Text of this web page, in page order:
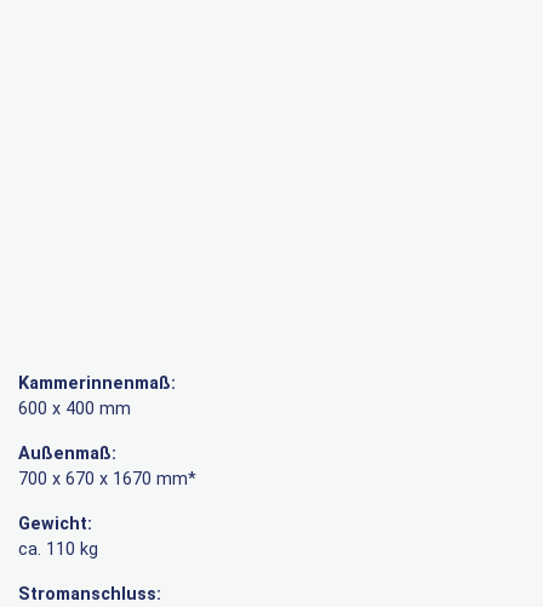
Kammerinnenmaß:
600 x 400 mm
Außenmaß:
700 x 670 x 1670 mm*
Gewicht:
ca. 110 kg
Stromanschluss: